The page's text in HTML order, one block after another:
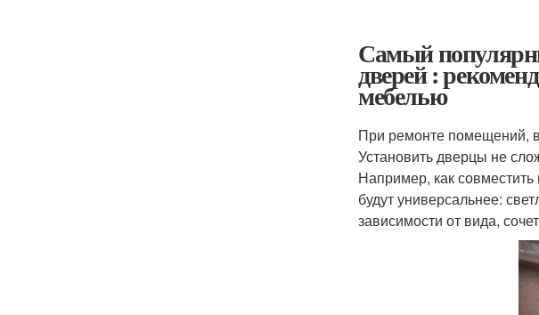
Самый
дверей :
мебелью
При ремонте помещений,
Установить дверцы не
Например, как
будут универсальнее:
зависимости от вида,